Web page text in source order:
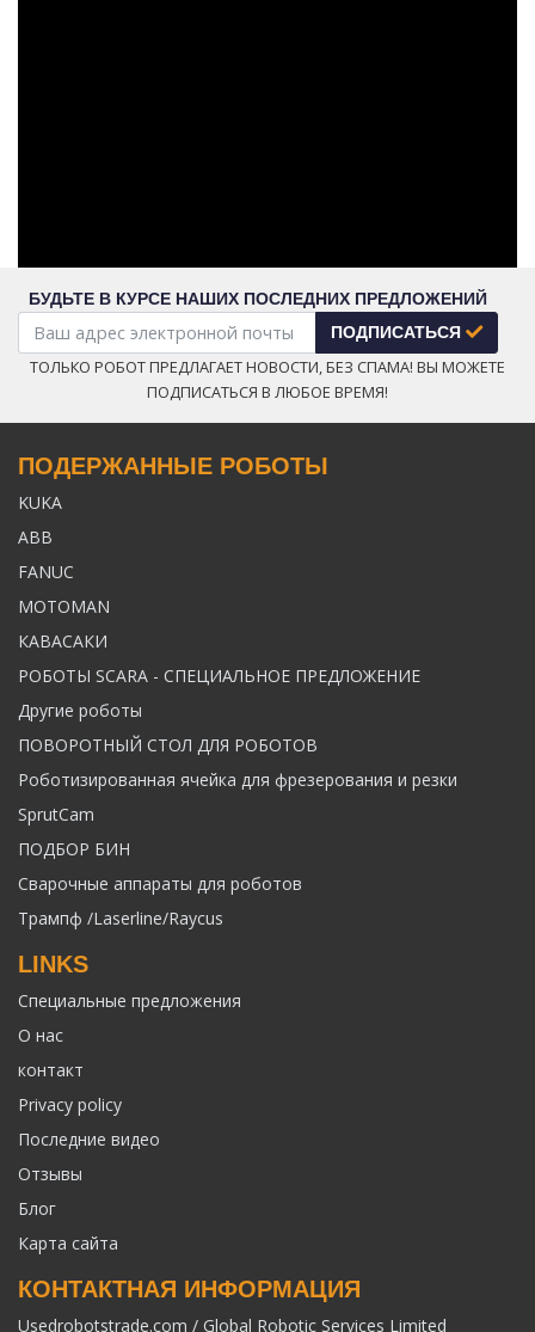
БУДЬТЕ В КУРСЕ НАШИХ ПОСЛЕДНИХ ПРЕДЛОЖЕНИЙ
ПОДПИСАТЬСЯ
ТОЛЬКО РОБОТ ПРЕДЛАГАЕТ НОВОСТИ, БЕЗ СПАМА! ВЫ МОЖЕТЕ
ПОДПИСАТЬСЯ В ЛЮБОЕ ВРЕМЯ!
ПОДЕРЖАННЫЕ РОБОТЫ
KUKA
ABB
FANUC
MOTOMAN
КАВАСАКИ
РОБОТЫ SCARA - СПЕЦИАЛЬНОЕ ПРЕДЛОЖЕНИЕ
Другие роботы
ПОВОРОТНЫЙ СТОЛ ДЛЯ РОБОТОВ
Роботизированная ячейка для фрезерования и резки
SprutCam
ПОДБОР БИН
Сварочные аппараты для роботов
Трампф /Laserline/Raycus
LINKS
Специальные предложения
О нас
контакт
Privacy policy
Последние видео
Отзывы
Блог
Карта сайта
КОНТАКТНАЯ ИНФОРМАЦИЯ
Usedrobotstrade.com / Global Robotic Services Limited